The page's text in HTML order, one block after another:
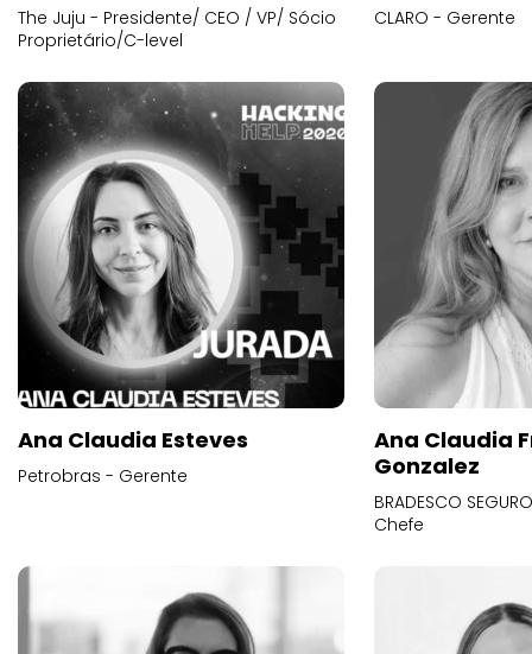
The Juju - Presidente/ CEO / VP/ Sócio
Proprietário/C-level
CLARO - Gerente
Ana Claudia Esteves
Petrobras - Gerente
Ana Claudia
Gonzalez
BRADESCO
Chefe